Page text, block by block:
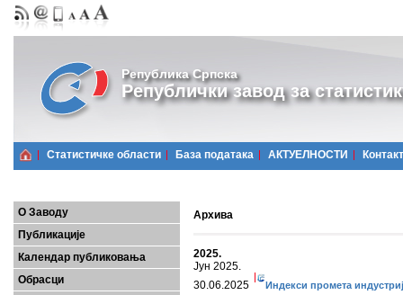
Република Српска
Републички завод за
Статистичке области Базa података АКТУЕЛНОСТИ Контакт
О Заводу
Публикације
Календар публиковања
Обрасци
Архива
2025.
Јун 2025.
30.06.2025
Индекси промета